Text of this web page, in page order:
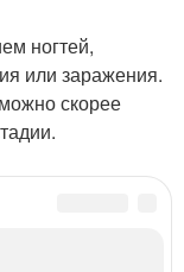
ногтей,
или заражения.
скорее